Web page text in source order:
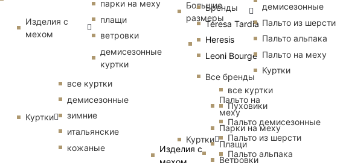
Бренды
Teresa Tardia
Heresis
Leoni Bourge
Все бренды
Изделия с
Пальто на
меху
Парки на меху
Плащи
Ветровки
Изделия с
мехом
парки на меху
плащи
ветровки
демисезонные
куртки
Куртки
все куртки
демисезонные
зимние
итальянские
кожаные
Большие
размеры
демисезонные
Пальто из шерсти
Пальто альпака
Пальто на меху
Куртки
Куртки
все куртки
Пуховики
Пальто демисезонные
Пальто из шерсти
Пальто альпака